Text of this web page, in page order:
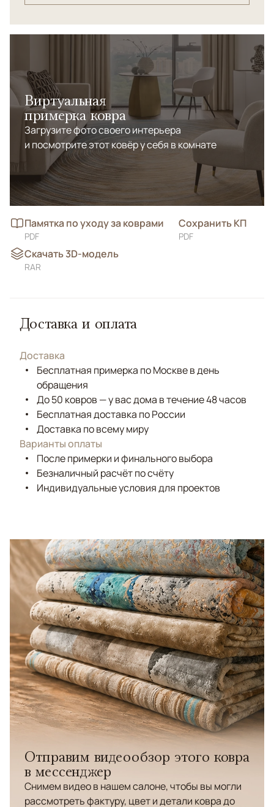
Виртуальная
примерка ковра
Загрузите фото своего интерьера
и посмотрите этот ковёр у себя в комнате
Памятка по уходу за коврами
PDF
Сохранить КП
PDF
Скачать 3D-модель
RAR
Доставка и оплата
Доставка
Бесплатная примерка по Москве в день
обращения
До 50 ковров — у вас дома в течение 48 часов
Бесплатная доставка по России
Доставка по всему миру
Варианты оплаты
После примерки и финального выбора
Безналичный расчёт по счёту
Индивидуальные условия для проектов
Отправим видеообзор этого ковра
в мессенджер
Снимем видео в нашем салоне, чтобы вы могли
рассмотреть фактуру, цвет и детали ковра до